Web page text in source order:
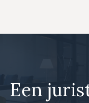
de
Een